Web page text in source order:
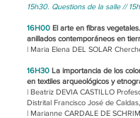
15h30. Questions de la salle //
16H00 El arte en fibras
anillados contemporáneos en
| Maria Elena DEL SOLAR
16H30 La importancia de los
en textiles arqueológicos y
| Beatriz DEVIA CASTILLO
Distrital Francisco José de
| Marianne CARDALE DE